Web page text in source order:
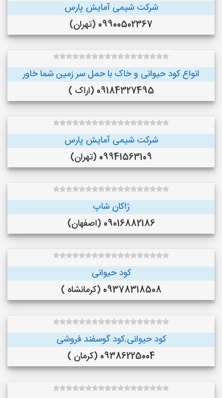
شرکت شیمی آمایش پارس
09900502367 (تهران)
انواع کود حیوانی و خاک با حمل سر زمین شما خاور
09184327495 (اراک )
شرکت شیمی آمایش پارس
09941563109 (تهران)
ژاکان شاپ
09016882186 (اصفهان)
کود حیوانی
09378318508 (کرمانشاه )
کود حیوانی.کود گوسفند فروشی
09386225004 (کرمان )